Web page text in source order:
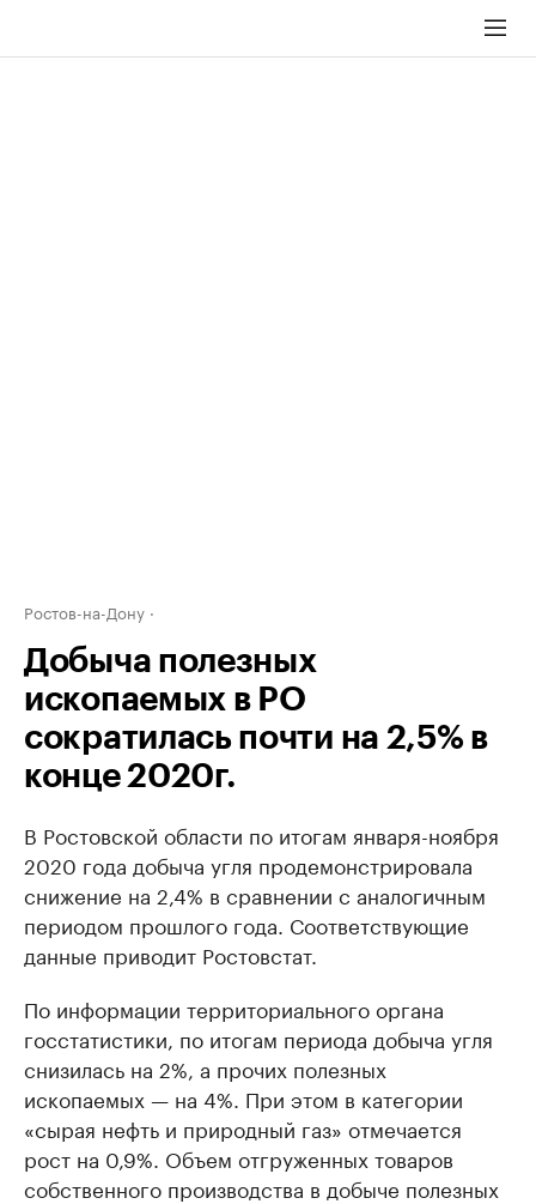
Ростов-на-Дону
Добыча полезных
ископаемых в РО
сократилась почти на 2,5% в
конце 2020г.
В Ростовской области по итогам января-ноября
2020 года добыча угля продемонстрировала
снижение на 2,4% в сравнении с аналогичным
периодом прошлого года. Соответствующие
данные приводит Ростовстат.
По информации территориального органа
госстатистики, по итогам периода добыча угля
снизилась на 2%, а прочих полезных
ископаемых — на 4%. При этом в категории
«сырая нефть и природный газ» отмечается
рост на 0,9%. Объем отгруженных товаров
собственного производства в добыче полезных